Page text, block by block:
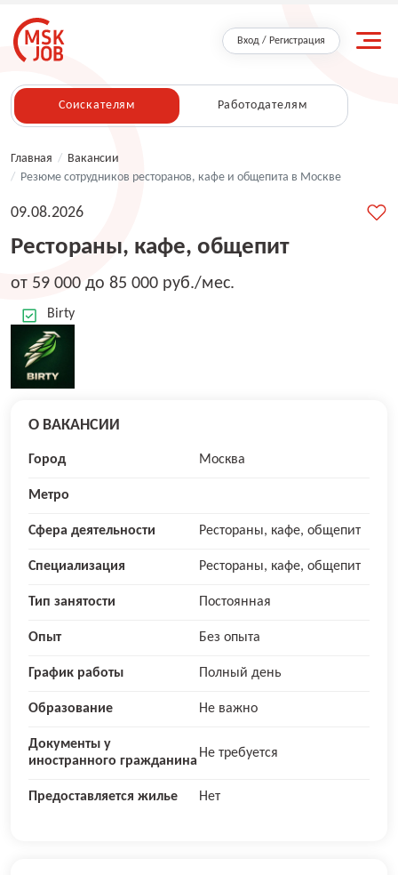
Вход / Регистрация
Соискателям Работодателям
Главная / Вакансии
/ Резюме сотрудников ресторанов, кафе и общепита в Москве
Рестораны, кафе, общепит
09.08.2026
от 59 000 до 85 000 руб./мес.
Birty
О ВАКАНСИИ
Город Москва
Метро
Сфера деятельности Рестораны, кафе, общепит
Специализация Рестораны, кафе, общепит
Тип занятости Постоянная
Опыт Без опыта
График работы Полный день
Образование Не важно
Документы у
иностранного гражданина
Не требуется
Предоставляется жилье Нет